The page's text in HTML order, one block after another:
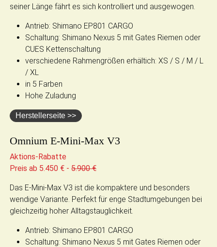
seiner Länge fährt es sich kontrolliert und ausgewogen.
Antrieb: Shimano EP801 CARGO
Schaltung: Shimano Nexus 5 mit Gates Riemen oder
CUES Kettenschaltung
verschiedene Rahmengrößen erhältich: XS / S / M / L
/ XL
in 5 Farben
Hohe Zuladung
Herstellerseite >>
Omnium E-Mini-Max V3
Aktions-Rabatte
Preis ab 5.450 € - 5.900 €
Das E-Mini-Max V3 ist die kompaktere und besonders
wendige Variante. Perfekt für enge Stadtumgebungen bei
gleichzeitig hoher Alltagstauglichkeit.
Antrieb: Shimano EP801 CARGO
Schaltung: Shimano Nexus 5 mit Gates Riemen oder